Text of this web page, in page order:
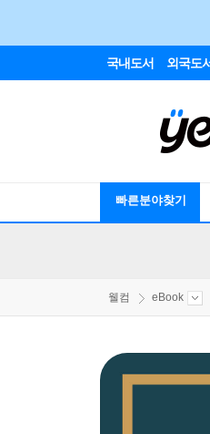
국내도서 외국도
빠른분야찾기
웰컴 eBook